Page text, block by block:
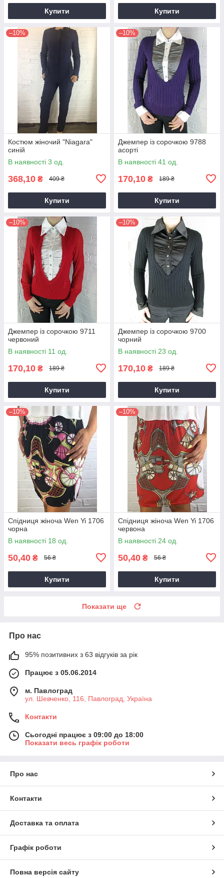
Купити Купити
–10%
Костюм жіночий "Niagara"
синій
В наявності 3 од.
368,10 ₴ 409 ₴
Купити
–10%
Джемпер із сорочкою 9788
асорті
В наявності 41 од.
170,10 ₴ 189 ₴
Купити
–10%
Джемпер із сорочкою 9711
червоний
В наявності 11 од.
170,10 ₴ 189 ₴
Купити
–10%
Джемпер із сорочкою 9700
чорний
В наявності 23 од.
170,10 ₴ 189 ₴
Купити
–10%
Спідниця жіноча Wen Yi 1706
чорна
В наявності 18 од.
50,40 ₴ 56 ₴
Купити
–10%
Спідниця жіноча Wen Yi 1706
червона
В наявності 24 од.
50,40 ₴ 56 ₴
Купити
Показати ще
Про нас
95% позитивних з 63 відгуків за рік
Працює з 05.06.2014
м. Павлоград
ул. Шевченко, 116, Павлоград, Україна
Контакти
Сьогодні працює з 09:00 до 18:00
Показати весь графік роботи
Про нас
Контакти
Доставка та оплата
Графік роботи
Повна версія сайту